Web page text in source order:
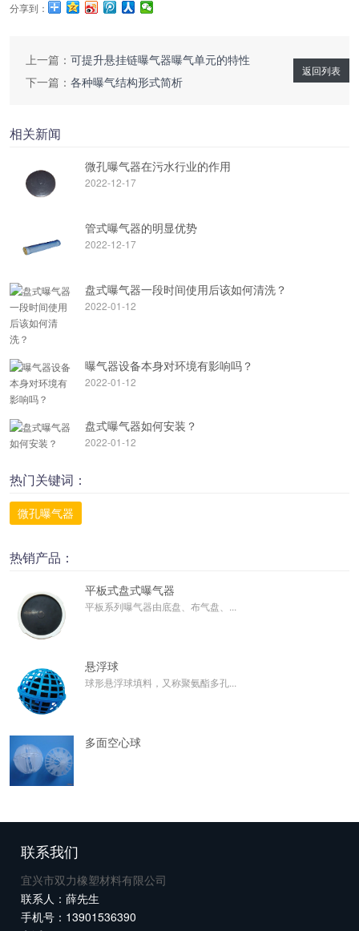
分享到：
上一篇： 可提升悬挂链曝气器曝气单元的特性
下一篇： 各种曝气结构形式简析
返回列表
相关新闻
微孔曝气器在污水行业的作用
2022-12-17
管式曝气器的明显优势
2022-12-17
盘式曝气器一段时间使用后该如何清洗？
2022-01-12
曝气器设备本身对环境有影响吗？
2022-01-12
盘式曝气器如何安装？
2022-01-12
热门关键词：
微孔曝气器
热销产品：
平板式盘式曝气器
平板系列曝气器由底盘、布气盘、...
悬浮球
球形悬浮球填料，又称聚氨酯多孔...
多面空心球
联系我们
宜兴市双力橡塑材料有限公司
联系人：薛先生
手机号：13901536390